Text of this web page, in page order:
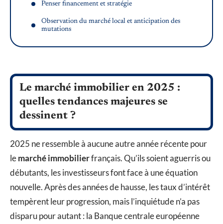
Penser financement et stratégie
Observation du marché local et anticipation des
mutations
Le marché immobilier en 2025 :
quelles tendances majeures se
dessinent ?
2025 ne ressemble à aucune autre année récente pour
lemarché immobilierfrançais. Qu’ils soient aguerris ou
débutants, les investisseurs font face à une équation
nouvelle. Après des années de hausse, les taux d’intérêt
tempèrent leur progression, mais l’inquiétude n’a pas
disparu pour autant : la Banque centrale européenne